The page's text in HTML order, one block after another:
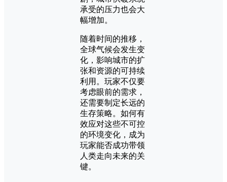
承受的压力也会大
幅增加。
随着时间的推移，
全球气候会发生变
化，影响城市的扩
张和资源的可持续
利用。玩家不仅要
考虑眼前的需求，
还需要制定长远的
生存策略。如何有
效应对这些不可控
的环境变化，成为
玩家能否成功带领
人类走向未来的关
键。